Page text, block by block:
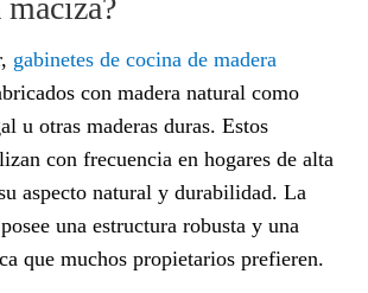
maciza?
gabinetes de cocina de madera
con madera natural como
u otras maderas duras. Estos
con frecuencia en hogares de alta
aspecto natural y durabilidad. La
una estructura robusta y una
que muchos propietarios prefieren.